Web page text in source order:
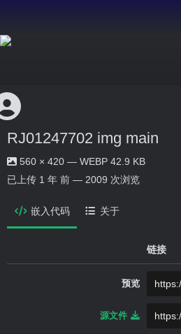
RJ01247702 img main
560 × 420 — WEBP 42.9 KB
已上传 1 年 前 — 2009 次浏览
嵌入代码 关于
链接
预览
源文件